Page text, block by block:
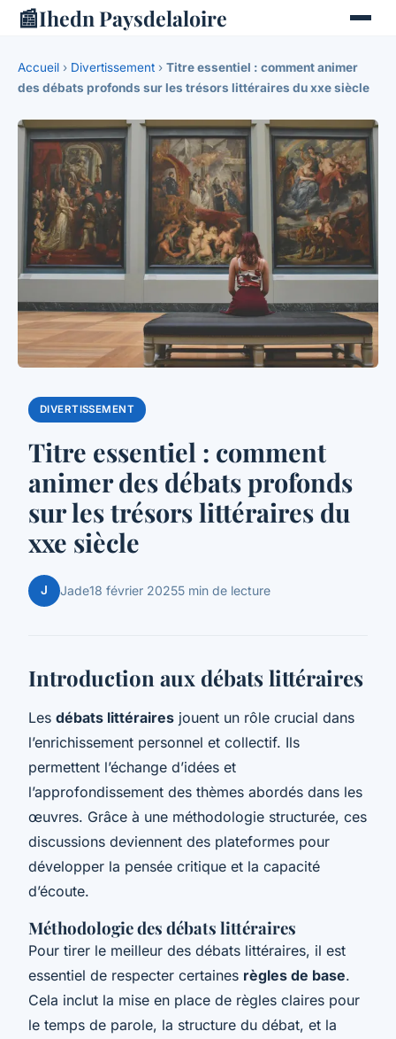
📰Ihedn Paysdelaloire
Accueil › Divertissement › Titre essentiel : comment animer
des débats profonds sur les trésors littéraires du xxe siècle
DIVERTISSEMENT
Titre essentiel : comment
animer des débats profonds
sur les trésors littéraires du
xxe siècle
J Jade18 février 20255 min de lecture
Introduction aux débats littéraires
Les débats littéraires jouent un rôle crucial dans
l’enrichissement personnel et collectif. Ils
permettent l’échange d’idées et
l’approfondissement des thèmes abordés dans les
œuvres. Grâce à une méthodologie structurée, ces
discussions deviennent des plateformes pour
développer la pensée critique et la capacité
d’écoute.
Méthodologie des débats littéraires
Pour tirer le meilleur des débats littéraires, il est
essentiel de respecter certaines règles de base.
Cela inclut la mise en place de règles claires pour
le temps de parole, la structure du débat, et la